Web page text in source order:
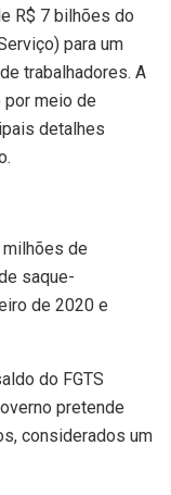
R$ 7 bilhões do
para um
trabalhadores. A
por meio de
detalhes
de
saque-
de 2020 e
do FGTS
pretende
considerados um